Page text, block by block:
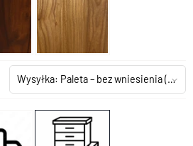
Wysyłka: Paleta – bez wniesienia(+199,00 zł)